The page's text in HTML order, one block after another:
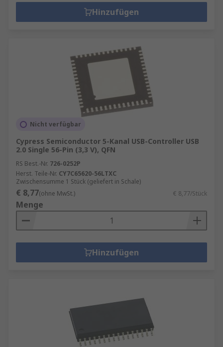
Hinzufügen
Nicht verfügbar
Cypress Semiconductor 5-Kanal USB-Controller USB
2.0 Single 56-Pin (3,3 V), QFN
RS Best.-Nr. 726-0252P
Herst. Teile-Nr. CY7C65620-56LTXC
Zwischensumme 1 Stück (geliefert in Schale)
€ 8,77(ohne MwSt.) € 8,77/Stück
Menge
Hinzufügen